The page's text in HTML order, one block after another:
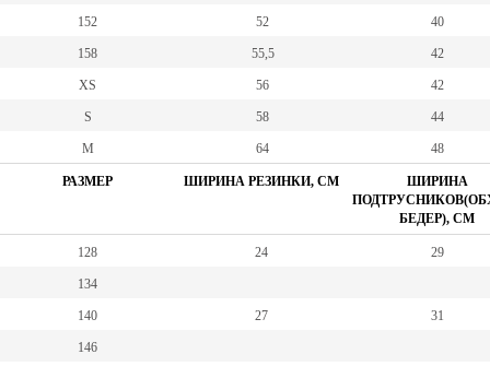
152 52 40
158 55,5 42
XS 56 42
S 58 44
M 64 48
РАЗМЕР ШИРИНА РЕЗИНКИ, СМ
ШИРИНА
БЕДЕР), СМ
128 24 29
134
140 27 31
146